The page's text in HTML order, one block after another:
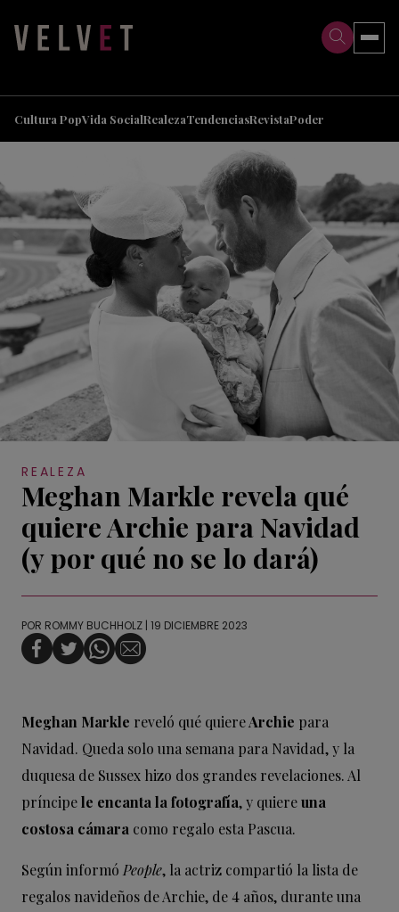
Cultura PopVida SocialRealezaTendenciasRevistaPoder
REALEZA
Meghan Markle revela qué
quiere Archie para Navidad
(y por qué no se lo dará)
POR ROMMY BUCHHOLZ | 19 DICIEMBRE 2023
Meghan Markle reveló qué quiereArchie para
Navidad. Queda solo una semana para Navidad, y la
duquesa de Sussex hizo dos grandes revelaciones. Al
príncipele encanta la fotografía, y quiereuna
costosa cámara como regalo esta Pascua.
Según informó People, la actriz compartió la lista de
regalos navideños de Archie, de 4 años, durante una